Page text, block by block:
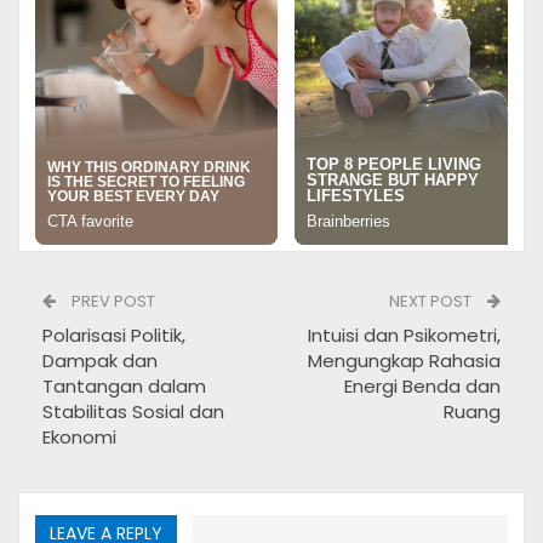
transaksi jual beli emas.
PREV POST
Polarisasi Politik,
Dampak dan
Tantangan dalam
Stabilitas Sosial dan
Ekonomi
NEXT POST
Intuisi dan Psikometri,
Mengungkap Rahasia
Energi Benda dan
Ruang
LEAVE A REPLY